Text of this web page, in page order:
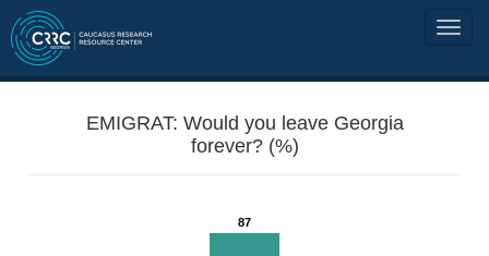
EMIGRAT: Would you leave Georgia
forever? (%)
87